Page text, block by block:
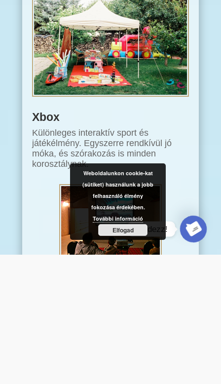
Xbox
Különleges interaktív sport és
játékélmény. Egyszerre rendkívül jó
móka, és szórakozás is minden
korosztálynak.
Weboldalunkon cookie-kat
(sütiket) használunk a jobb
felhasználó élmény
fokozása érdekében.
További információ
Elfogad Kérdezz!